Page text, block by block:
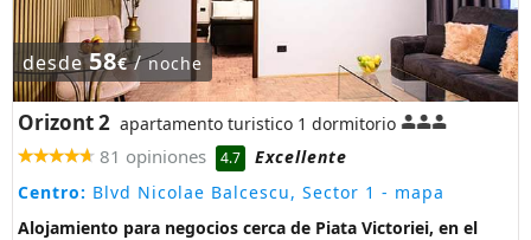
desde58€/noche
Orizont 2 apartamento turistico 1 dormitorio
81 opiniones 4.7
Excellente
Centro: Blvd Nicolae Balcescu, Sector 1 - mapa
Alojamiento para negocios cerca de Piata Victoriei, en el